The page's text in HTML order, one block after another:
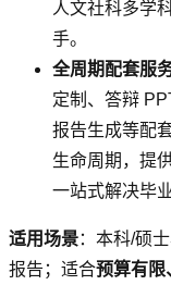
人文社科多学
手。
全周期配套服
定制、答辩
报告生成等配
生命周期，提
一站式解决毕
适用场景：本科/硕
报告；适合预算有限